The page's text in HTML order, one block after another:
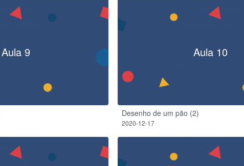
Aula 9 Aula 10
Desenho de um pão (2)
2020-12-17